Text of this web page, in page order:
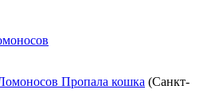
Пропала кошка (Санкт-